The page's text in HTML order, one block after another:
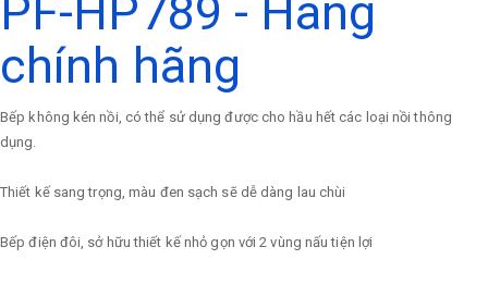
PF-HP789 - Hàng
chính hãng
Bếp không kén nồi, có thể sử dụng được cho hầu hết các loại nồi thông
dụng.
Thiết kế sang trọng, màu đen sạch sẽ dễ dàng lau chùi
Bếp điện đôi, sở hữu thiết kế nhỏ gọn với 2 vùng nấu tiện lợi